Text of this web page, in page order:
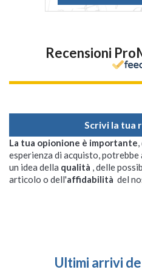
Recensioni
Scrivi la tua
La tua opionione è importante
esperienza di acquisto,
un idea della qualità , delle
articolo o dell'affidabilità del
Ultimi arrivi